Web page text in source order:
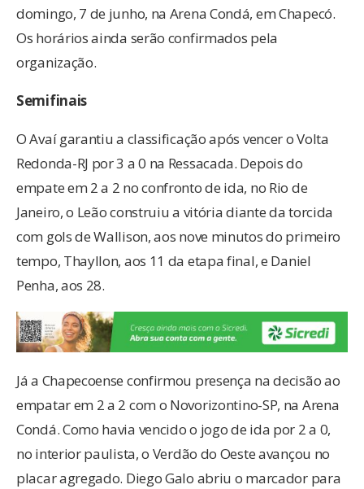
domingo, 7 de junho, na Arena Condá, em Chapecó.
Os horários ainda serão confirmados pela
organização.
Semifinais
O Avaí garantiu a classificação após vencer o Volta
Redonda-RJ por 3 a 0 na Ressacada. Depois do
empate em 2 a 2 no confronto de ida, no Rio de
Janeiro, o Leão construiu a vitória diante da torcida
com gols de Wallison, aos nove minutos do primeiro
tempo, Thayllon, aos 11 da etapa final, e Daniel
Penha, aos 28.
Já a Chapecoense confirmou presença na decisão ao
empatar em 2 a 2 com o Novorizontino-SP, na Arena
Condá. Como havia vencido o jogo de ida por 2 a 0,
no interior paulista, o Verdão do Oeste avançou no
placar agregado. Diego Galo abriu o marcador para